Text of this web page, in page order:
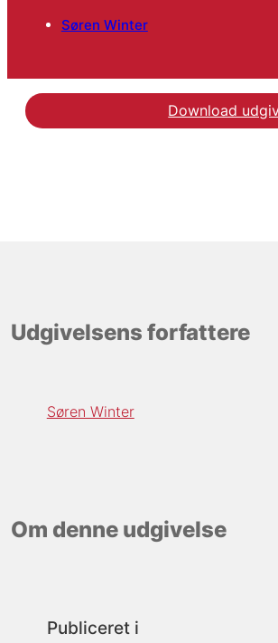
Søren Winter
Download
Udgivelsens forfattere
Søren Winter
Om denne udgivelse
Publiceret i